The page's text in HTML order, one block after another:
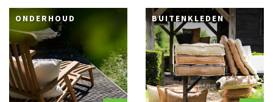
ONDERHOUD BUITENKLEDEN